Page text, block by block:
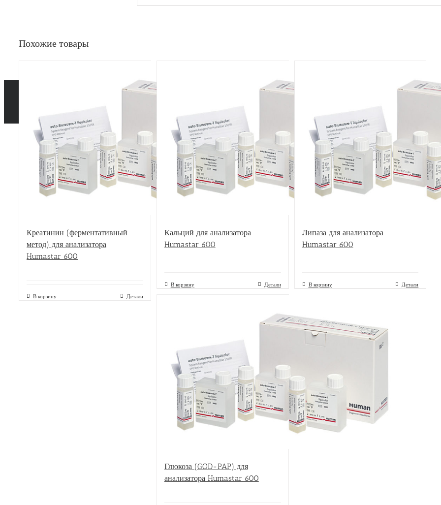
Похожие товары
Креатинин (ферментативный
метод) для анализатора
Humastar 600
В корзину Детали
Кальций для анализатора
Humastar 600
В корзину Детали
Липаза для анализатора
Humastar 600
В корзину Детали
Глюкоза (GOD-PAP) для
анализатора Humastar 600